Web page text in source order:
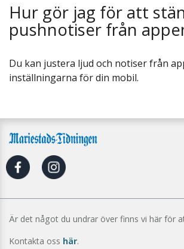
Hur gör jag för att
pushnotiser från
Du kan justera ljud och notiser från
inställningarna för din mobil.
Är det något du undrar över finns vi här för
Kontakta oss här.